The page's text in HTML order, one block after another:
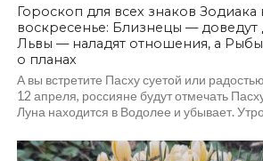
Гороскоп для всех знаков Зодиака
воскресенье: Близнецы — доведут
Львы — наладят отношения, а
о планах
А вы встретите Пасху суетой или
12 апреля, россияне будут отмечать
Луна находится в Водолее и убывает.